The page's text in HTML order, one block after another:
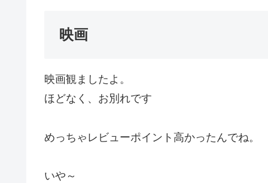
映画
映画観ましたよ。
ほどなく、お別れです
めっちゃレビューポイント高かったんでね。
いや～